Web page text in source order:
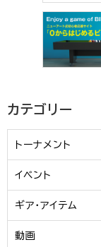
カテゴリー
トーナメント
イベント
ギア・アイテム
動画